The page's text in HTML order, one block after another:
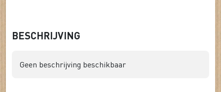
BESCHRIJVING
Geen beschrijving beschikbaar